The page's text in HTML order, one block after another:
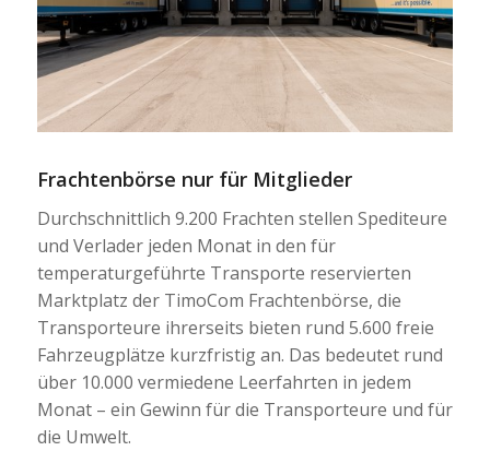
Frachtenbörse nur für Mitglieder
Durchschnittlich 9.200 Frachten stellen Spediteure
und Verlader jeden Monat in den für
temperaturgeführte Transporte reservierten
Marktplatz der TimoCom Frachtenbörse, die
Transporteure ihrerseits bieten rund 5.600 freie
Fahrzeugplätze kurzfristig an. Das bedeutet rund
über 10.000 vermiedene Leerfahrten in jedem
Monat – ein Gewinn für die Transporteure und für
die Umwelt.